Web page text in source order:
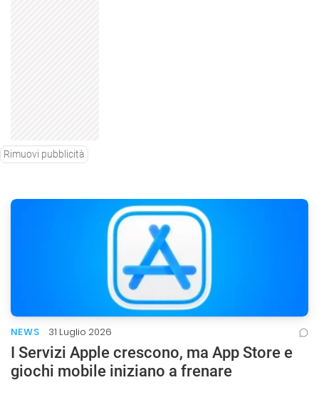
Rimuovi pubblicità
NEWS 31 Luglio 2026
I Servizi Apple crescono, ma App Store e
giochi mobile iniziano a frenare